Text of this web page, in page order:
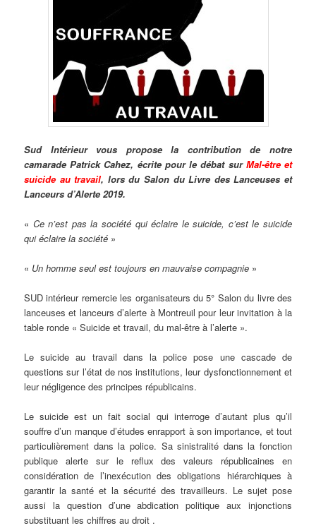
Sud Intérieur vous propose la contribution de notre
camarade Patrick Cahez, écrite pour le débat sur Mal-être et
suicide au travail, lors du Salon du Livre des Lanceuses et
Lanceurs d’Alerte 2019.
« Ce n’est pas la société qui éclaire le suicide, c’est le suicide
qui éclaire la société »
« Un homme seul est toujours en mauvaise compagnie »
SUD intérieur remercie les organisateurs du 5° Salon du livre des
lanceuses et lanceurs d’alerte à Montreuil pour leur invitation à la
table ronde « Suicide et travail, du mal-être à l’alerte ».
Le suicide au travail dans la police pose une cascade de
questions sur l’état de nos institutions, leur dysfonctionnement et
leur négligence des principes républicains.
Le suicide est un fait social qui interroge d’autant plus qu’il
souffre d’un manque d’études enrapport à son importance, et tout
particulièrement dans la police. Sa sinistralité dans la fonction
publique alerte sur le reflux des valeurs républicaines en
considération de l’inexécution des obligations hiérarchiques à
garantir la santé et la sécurité des travailleurs. Le sujet pose
aussi la question d’une abdication politique aux injonctions
substituant les chiffres au droit .